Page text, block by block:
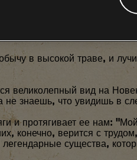
в высокой траве, и
великолепный вид на
не знаешь, что увидишь в
и протягивает ее нам:
конечно, верится с
существа,